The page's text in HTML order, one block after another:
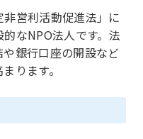
営利活動促進法」に
なNPO法人です。法
銀行口座の開設など
ります。